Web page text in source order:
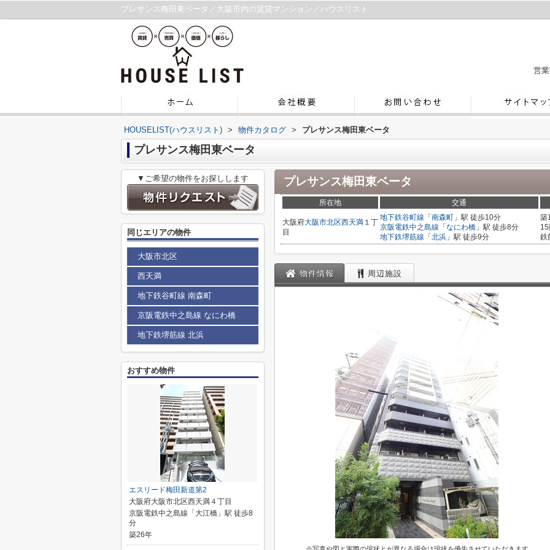
プレサンス梅田東ベータ／大阪市内の賃貸マンション／ハウスリスト
営
HOUSELIST(ハウスリスト) > 物件カタログ > プレサンス梅田東ベータ
プレサンス梅田東ベータ
プレサンス梅田東ベータ
所在地 交通
大阪府大阪市北区西天満 １丁
目
地下鉄谷町線 「 南森町 」駅 徒歩10分
京阪電鉄中之島線 「 なにわ橋 」駅 徒歩8分
地下鉄堺筋線 「 北浜 」駅 徒歩9分
築
鉄
物件情報 周辺施設
▼ご希望の物件をお探しします
同じエリアの物件
大阪市北区
西天満
地下鉄谷町線 南森町
京阪電鉄中之島線 なにわ橋
地下鉄堺筋線 北浜
おすすめ物件
エスリード梅田新道第2
大阪府大阪市北区西天満４丁目
京阪電鉄中之島線「大江橋」駅 徒歩8
分
築26年